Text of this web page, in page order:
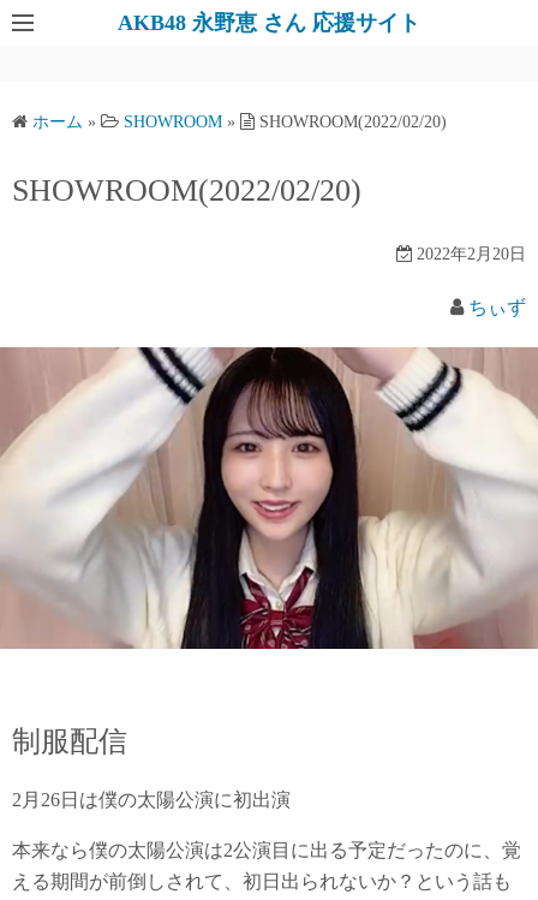
AKB48 永野恵 さん 応援サイト
ホーム » SHOWROOM » SHOWROOM(2022/02/20)
SHOWROOM(2022/02/20)
2022年2月20日
ちぃず
制服配信
2月26日は僕の太陽公演に初出演
本来なら僕の太陽公演は2公演目に出る予定だったのに、覚
える期間が前倒しされて、初日出られないか？という話も